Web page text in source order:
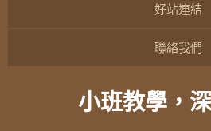
好站連結
聯絡我們
小班教學，